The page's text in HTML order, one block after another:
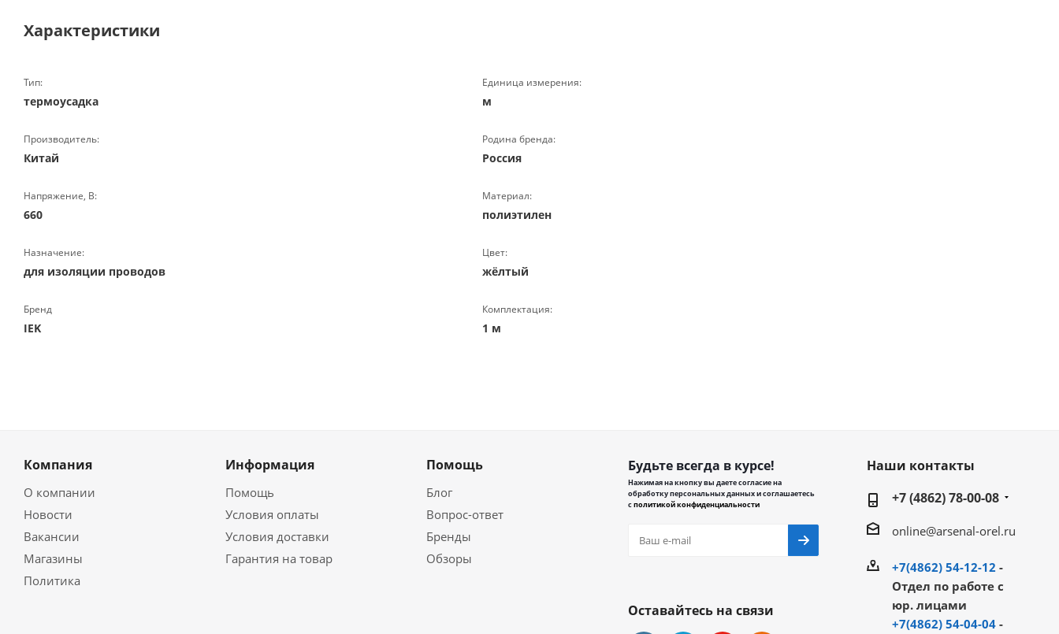
Характеристики
Тип:
термоусадка
Единица измерения:
м
Производитель:
Китай
Родина бренда:
Россия
Напряжение, В:
660
Материал:
полиэтилен
Назначение:
для изоляции проводов
Цвет:
жёлтый
Бренд
IEK
Комплектация:
1 м
Компания
О компании
Новости
Вакансии
Магазины
Политика
Информация
Помощь
Условия оплаты
Условия доставки
Гарантия на товар
Помощь
Блог
Вопрос-ответ
Бренды
Обзоры
Будьте всегда в курсе!
Нажимая на кнопку вы даете согласие на
обработку персональных данных и соглашаетесь
сполитикой конфиденциальности
Оставайтесь на связи
Наши контакты
+7 (4862) 78-00-08
online@arsenal-orel.ru
+7(4862) 54-12-12 -
Отдел по работе с
юр. лицами
+7(4862) 54-04-04-